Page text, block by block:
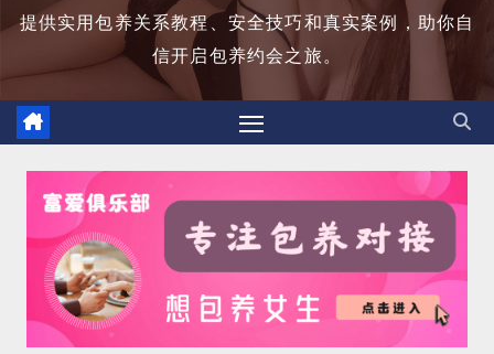
提供实用包养关系教程、安全技巧和真实案例，助你自
信开启包养约会之旅。